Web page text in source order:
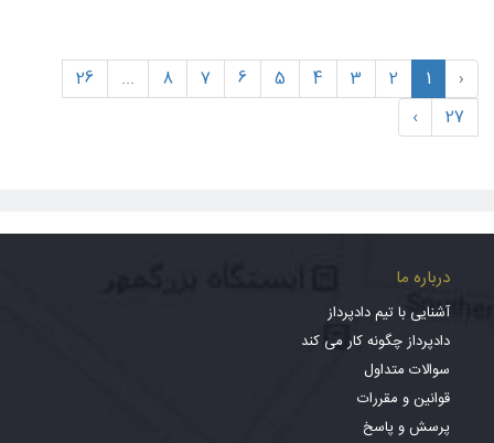
‹
1
2
3
4
5
6
7
8
...
26
27
›
درباره ما
آشنایی با تیم دادپرداز
دادپرداز چگونه کار می کند
سوالات متداول
قوانین و مقررات
پرسش و پاسخ